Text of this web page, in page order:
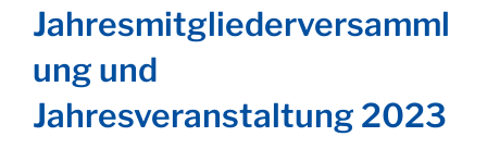
Jahresmitgliederversamml
ung und
Jahresveranstaltung 2023